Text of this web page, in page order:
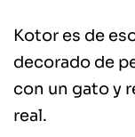
Kotor es de
decorado de
con un gato y
real.